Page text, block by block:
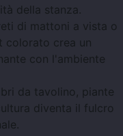
della stanza.
di mattoni a vista o
colorato crea un
con l'ambiente
da tavolino, piante
diventa il fulcro